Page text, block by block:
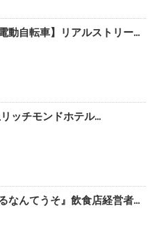
動自転車】リアルストリー...
ッチモンドホテル...
なんてうそ』飲食店経営者...